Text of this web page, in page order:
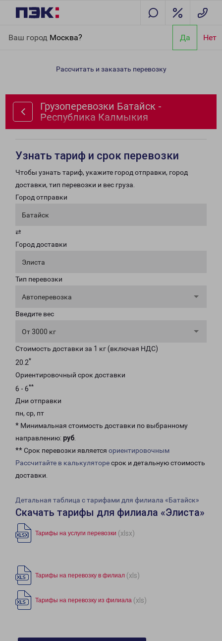
Ваш город Москва? Да Нет
Калмыкия
Рассчитать и заказать перевозку
Грузоперевозки Батайск -
Республика Калмыкия
Узнать тариф и срок перевозки
Чтобы узнать тариф, укажите город отправки, город
доставки, тип перевозки и вес груза.
Город отправки
Батайск
⇄
Город доставки
Элиста
Тип перевозки
Автоперевозка
Введите вес
От 3000 кг
Стоимость доставки за 1 кг (включая НДС)
20.2*
Ориентировочный срок доставки
6 - 6**
Дни отправки
пн, ср, пт
* Минимальная стоимость доставки по выбранному
направлению: руб.
** Срок перевозки является ориентировочным
Рассчитайте в калькуляторесрок и детальную стоимость
доставки.
Детальная таблица с тарифами для филиала «Батайск»
Скачать тарифы для филиала «Элиста»
Тарифы на услуги перевозки (xlsx)
Тарифы на перевозку в филиал (xls)
Тарифы на перевозку из филиала (xls)